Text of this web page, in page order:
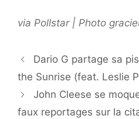
via Pollstar | Photo
Dario G partage sa
the Sunrise (feat. Leslie
John Cleese se
faux reportages sur la